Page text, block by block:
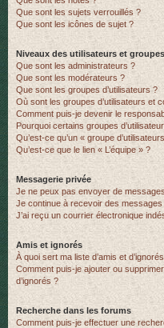
Que sont les sujets verrouillés ?
Que sont les icônes de sujet ?
Niveaux des utilisateurs et
Que sont les administrateurs ?
Que sont les modérateurs ?
Que sont les groupes d’utilisateurs ?
Où sont les groupes d’utilisateurs et
Comment puis-je devenir le
Pourquoi certains groupes
Qu’est-ce qu’un « groupe
Qu’est-ce que le lien « L’équipe » ?
Messagerie privée
Je ne peux pas envoyer de
Je continue à recevoir des
J’ai reçu un courrier électronique
Amis et ignorés
À quoi sert ma liste d’amis et
Comment puis-je ajouter ou
d’ignorés ?
Recherche dans les forums
Comment puis-je effectuer une